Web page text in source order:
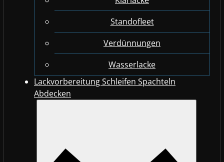
Standofleet
Verdünnungen
Wasserlacke
Lackvorbereitung Schleifen Spachteln
Abdecken